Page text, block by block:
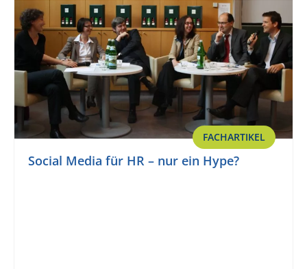
FACHARTIKEL
Social Media für HR – nur ein Hype?